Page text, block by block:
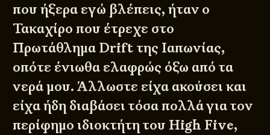
που ήξερα εγώ βλέπεις, ήταν ο
Τακαχίρο που έτρεχε στο
Πρωτάθλημα Drift της Ιαπωνίας,
οπότε ένιωθα ελαφρώς όξω από τα
νερά μου. Άλλωστε είχα ακούσει και
είχα ήδη διαβάσει τόσα πολλά για τον
περίφημο ιδιοκτήτη του High Five,